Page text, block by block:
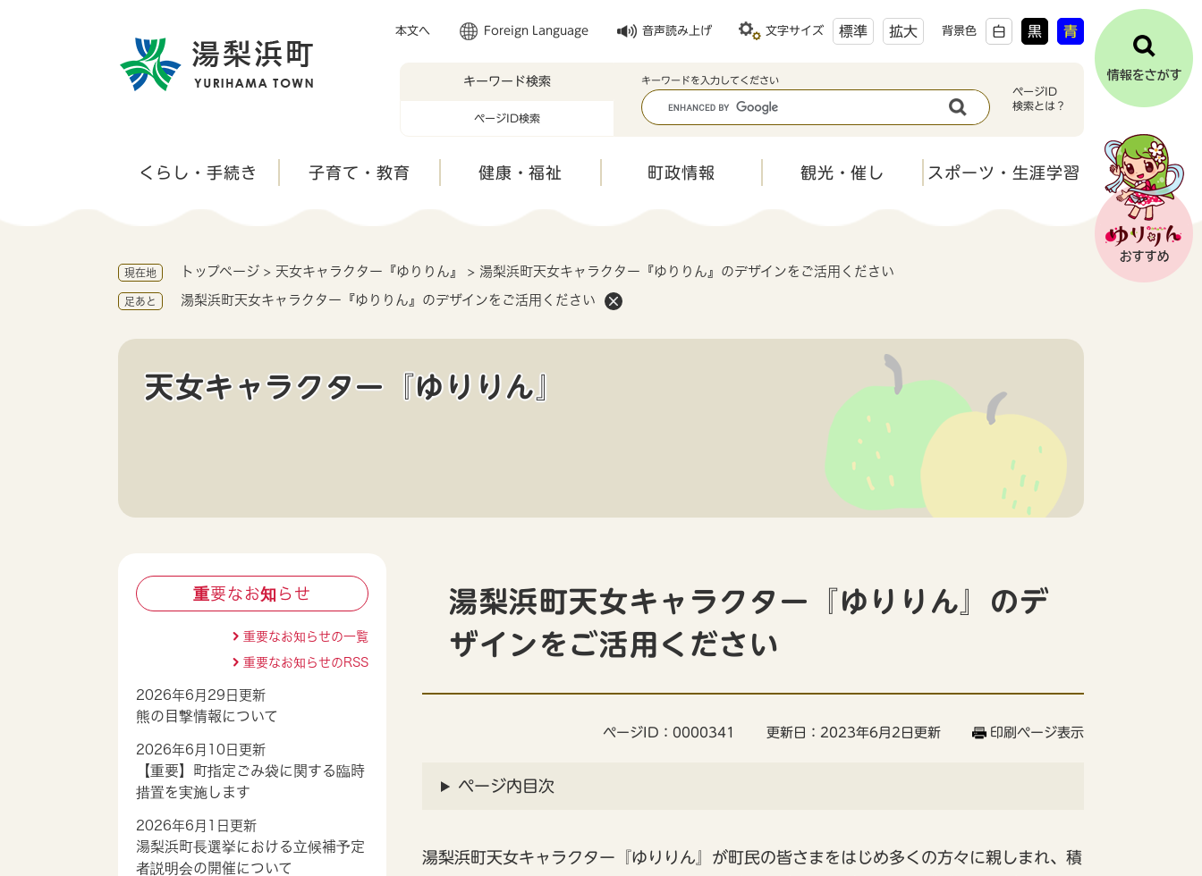
本文へ Foreign Language 音声読み上げ 文字サイズ 標準 拡大 背景色 白 黒 青
キーワード検索
ページID検索
キ
ー
ワ
ド
キーワードを入力してください
ページID
検索とは？
くらし・手続き 子育て・教育 健康・福祉 町政情報 観光・催し スポーツ・生涯学習
現在地 トップページ > 天女キャラクター『ゆりりん』 > 湯梨浜町天女キャラクター『ゆりりん』のデザインをご活用ください
足あと 湯梨浜町天女キャラクター『ゆりりん』のデザインをご活用ください
天女キャラクター『ゆりりん』
湯梨浜町天女キャラクター『ゆりりん』のデ
ザインをご活用ください
ページID：0000341 更新日：2023年6月2日更新 印刷ページ表示
ページ内目次
湯梨浜町天女キャラクター『ゆりりん』が町民の皆さまをはじめ多くの方々に親しまれ、積
重要なお知らせ
2026年6月29日更新
熊の目撃情報について
2026年6月10日更新
【重要】町指定ごみ袋に関する臨時
措置を実施します
2026年6月1日更新
湯梨浜町長選挙における立候補予定
者説明会の開催について
重要なお知らせの一覧
重要なお知らせのRSS